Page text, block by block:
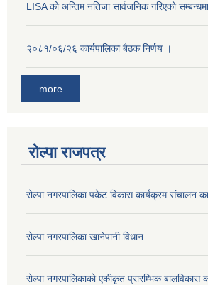
LISA को अन्तिम नतिजा सार्वजनिक गरिएको
२०८१/०६/२६ कार्यपालिका बैठक निर्णय ।
more
रोल्पा राजपत्र
रोल्पा नगरपालिका पकेट विकास कार्यक्रम संचालन
रोल्पा नगरपालिका खानेपानी विधान
रोल्पा नगरपालिकाको एकीकृत प्रारम्भिक बालविकास